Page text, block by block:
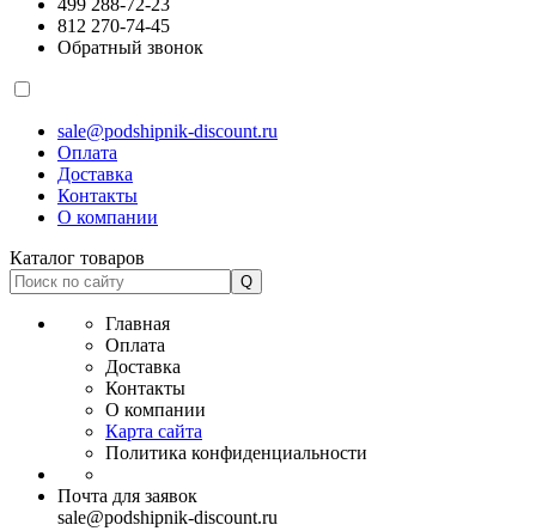
499 288-72-23
812 270-74-45
Обратный звонок
sale@podshipnik-discount.ru
Оплата
Доставка
Контакты
О компании
Каталог товаров
Главная
Оплата
Доставка
Контакты
О компании
Карта сайта
Политика конфиденциальности
Почта для заявок
sale@podshipnik-discount.ru